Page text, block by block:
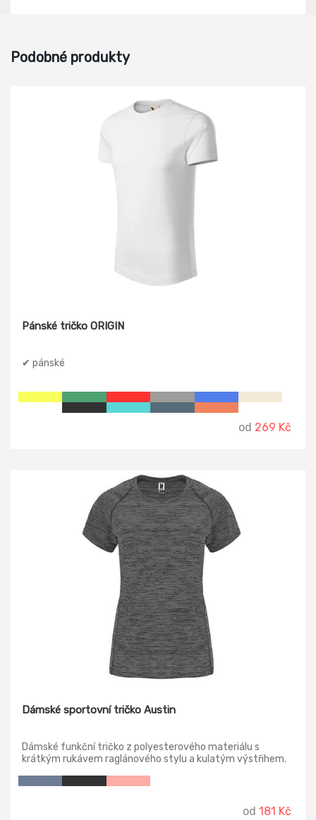
Podobné produkty
Pánské tričko ORIGIN
✔ pánské
od 269 Kč
Dámské sportovní tričko Austin
Dámské funkční tričko z polyesterového materiálu s
krátkým rukávem raglánového stylu a kulatým výstřihem.
od 181 Kč